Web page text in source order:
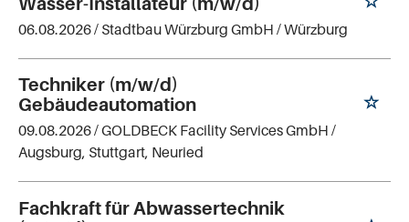
06.08.2026 / Stadtbau Würzburg GmbH / Würzburg
Techniker (m/w/d)
Gebäudeautomation
09.08.2026 /GOLDBECK Facility Services GmbH /
Augsburg, Stuttgart, Neuried
Fachkraft für Abwassertechnik